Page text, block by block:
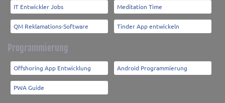
IT Entwickler Jobs Meditation Time
QM Reklamations-Software Tinder App entwickeln
Programmierung
Offshoring App Entwicklung Android Programmierung
PWA Guide